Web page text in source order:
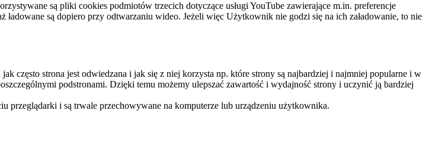
są pliki cookies podmiotów trzecich dotyczące usługi YouTube zawierające m.in. preferencje
są dopiero przy odtwarzaniu wideo. Jeżeli więc Użytkownik nie godzi się na ich załadowanie, to nie
często strona jest odwiedzana i jak się z niej korzysta np. które strony są najbardziej i najmniej popularne i w
podstronami. Dzięki temu możemy ulepszać zawartość i wydajność strony i uczynić ją bardziej
przeglądarki i są trwale przechowywane na komputerze lub urządzeniu użytkownika.